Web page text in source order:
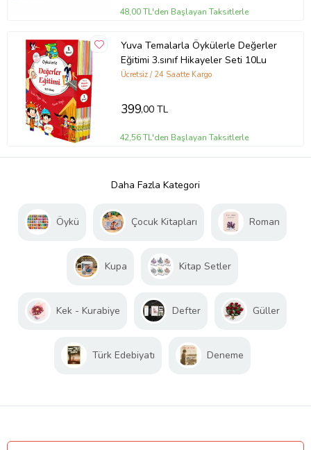
48,00 TL'den Başlayan Taksitlerle
Yuva Temalarla Öykülerle Değerler
Eğitimi 3.sınıf Hikayeler Seti 10Lu
Ücretsiz / 24 Saatte Kargo
399,00 TL
42,56 TL'den Başlayan Taksitlerle
Daha Fazla Kategori
Öykü Çocuk Kitapları Roman
Kupa Kitap Setler
Kek - Kurabiye Defter Güller
Türk Edebiyatı Deneme